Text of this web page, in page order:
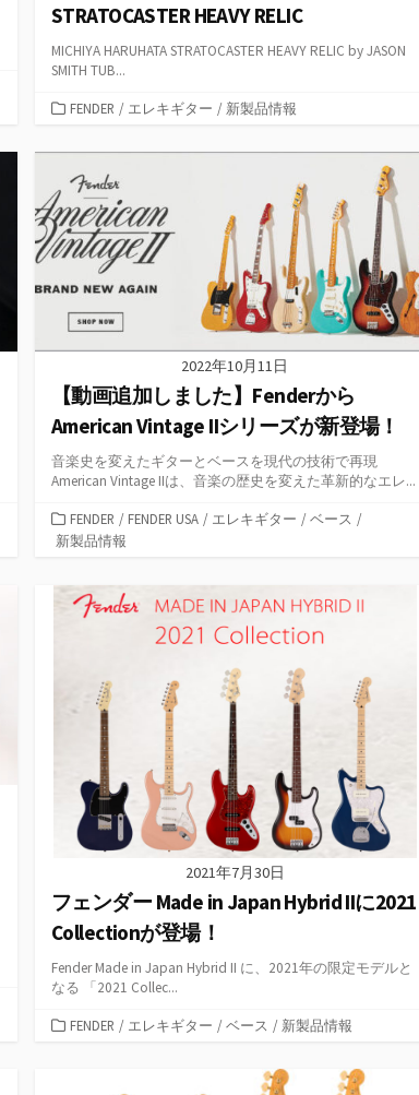
STRATOCASTER HEAVY RELIC
MICHIYA HARUHATA STRATOCASTER HEAVY RELIC by JASON
SMITH TUB...
カ
ゴ
リ
ー
FENDER / エレキギター / 新製品情報
2022年10月11日
【動画追加しました】Fenderから
American Vintage IIシリーズが新登場！
音楽史を変えたギターとベースを現代の技術で再現
American Vintage IIは、音楽の歴史を変えた革新的なエレ...
カ
テ
リ
ー
FENDER / FENDER USA / エレキギター / ベース /
新製品情報
2021年7月30日
フェンダー Made in Japan Hybrid IIに2021
Collectionが登場！
Fender Made in Japan Hybrid II に、2021年の限定モデルと
なる 「2021 Collec...
カFENDER / エレキギター / ベース / 新製品情報